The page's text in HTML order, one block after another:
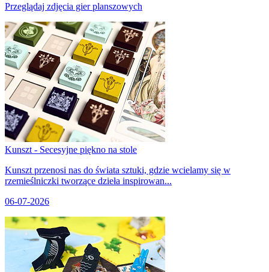
Przeglądaj zdjęcia gier planszowych
Kunszt - Secesyjne piękno na stole
Kunszt przenosi nas do świata sztuki, gdzie wcielamy się w
rzemieślniczki tworzące dzieła inspirowan...
06-07-2026